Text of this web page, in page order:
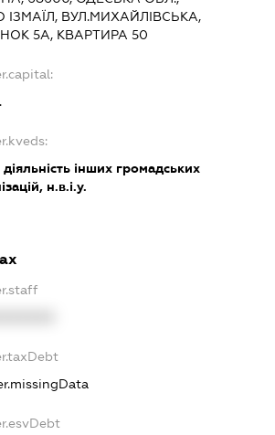
ІЗМАЇЛ, ВУЛ.МИХАЙЛІВСЬКА,
5А, КВАРТИРА 50
діяльність інших громадських
н.в.і.у.